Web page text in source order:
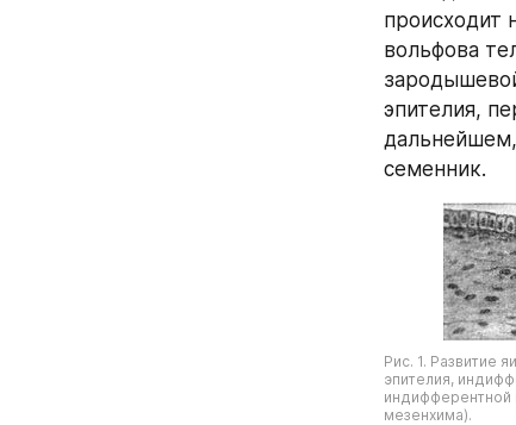
происходит
вольфова
эпителия,
семенник.
Рис. 1. Развитие
эпителия,
мезенхима).